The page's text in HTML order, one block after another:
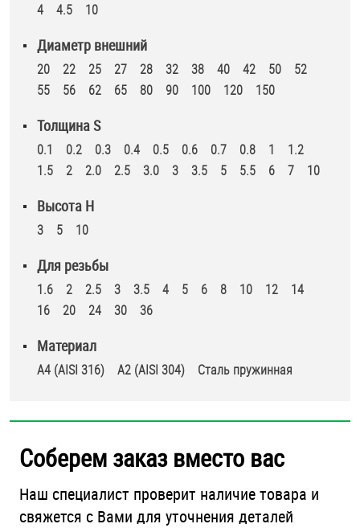
Пробки
Саморезы и шурупы
Стопорные кольца
Такелаж
Хомуты
Шайбы
Шпильки
Шплинты
4 4.5 10
Диаметр внешний
20 22 25 27 28 32 38 40 42 50
52
55
56 62 65 80 90 100 120 150
Толщина S
0.1 0.2 0.3 0.4 0.5 0.6 0.7 0.8 1
1.2
1.5
2 2.0 2.5 3.0 3 3.5 5 5.5 6 7 10
Высота H
3 5 10
Для резьбы
1.6 2 2.5 3 3.5 4 5 6 8 10 12
14
16
20 24 30 36
Материал
A4 (AISI 316) А2 (AISI 304) Стaль пружинная
Соберем заказ вместо вас
Наш специалист проверит наличие товара и
свяжется с Вами для уточнения деталей